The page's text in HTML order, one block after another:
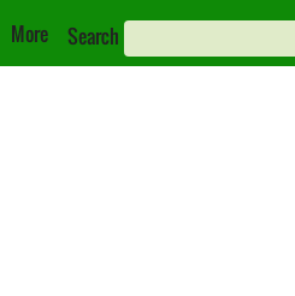
More Search